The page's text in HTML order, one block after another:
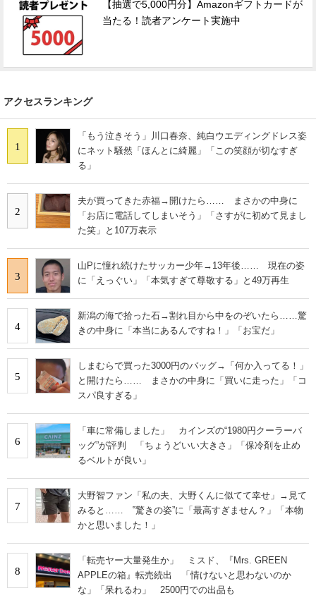
【抽選で5,000円分】Amazonギフトカードが
当たる！読者アンケート実施中
アクセスランキング
1
「もう泣きそう」川口春奈、純白ウエディングドレス姿
にネット騒然「ほんとに綺麗」「この笑顔が切なすぎ
る」
2
夫が買ってきた赤福→開けたら…… まさかの中身に
「お店に電話してしまいそう」「さすがに初めて見まし
た笑」と107万表示
3
山Pに憧れ続けたサッカー少年→13年後…… 現在の姿
に「えっぐい」「本気すぎて尊敬する」と49万再生
4
新潟の海で拾った石→割れ目から中をのぞいたら……驚
きの中身に「本当にあるんですね！」「お宝だ」
5
しまむらで買った3000円のバッグ→「何か入ってる！」
と開けたら…… まさかの中身に「買いに走った」「コ
スパ良すぎる」
6
「車に常備しました」 カインズの“1980円クーラーバ
ッグ”が評判 「ちょうどいい大きさ」「保冷剤を止め
るベルトが良い」
7
大野智ファン「私の夫、大野くんに似てて幸せ」→見て
みると…… ‟驚きの姿”に「最高すぎません？」「本物
かと思いました！」
8
「転売ヤー大量発生か」 ミスド、『Mrs. GREEN
APPLEの箱』転売続出 「情けないと思わないのか
な」「呆れるわ」 2500円での出品も